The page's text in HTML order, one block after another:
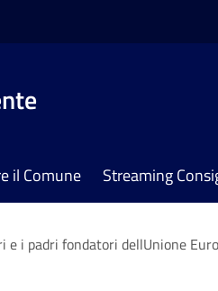
il Comune Streaming
e i padri fondatori dellUnione